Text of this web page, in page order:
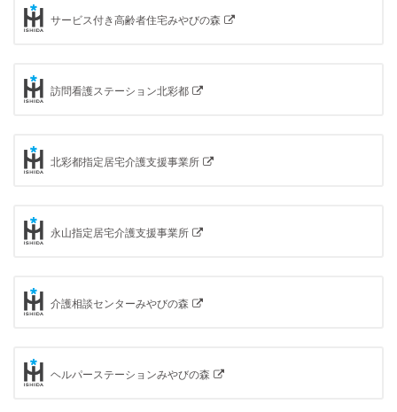
サービス付き高齢者住宅みやびの森
訪問看護ステーション北彩都
北彩都指定居宅介護支援事業所
永山指定居宅介護支援事業所
介護相談センターみやびの森
ヘルパーステーションみやびの森